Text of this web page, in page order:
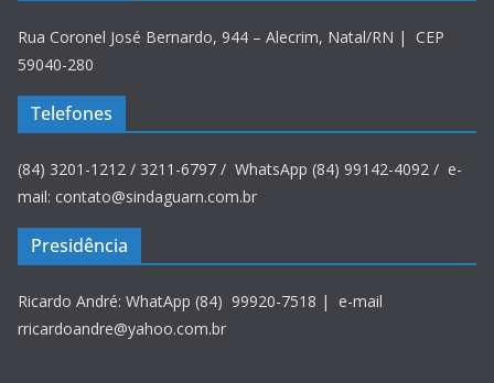
Rua Coronel José Bernardo, 944 – Alecrim, Natal/RN | CEP
59040-280
Telefones
(84) 3201-1212 / 3211-6797 / WhatsApp (84) 99142-4092 / e-
mail: contato@sindaguarn.com.br
Presidência
Ricardo André: WhatApp (84) 99920-7518 | e-mail
rricardoandre@yahoo.com.br